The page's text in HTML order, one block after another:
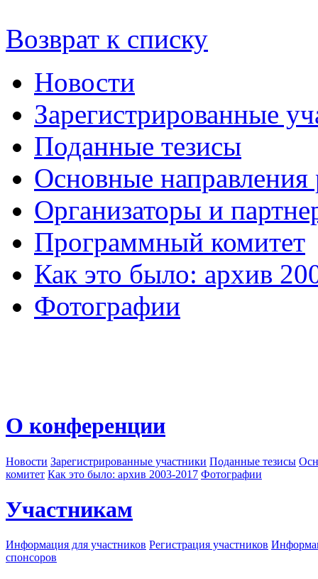
Возврат к списку
Новости
Зарегистрированные
Поданные тезисы
Основные направления
Организаторы и
Программный комитет
Как это было: архив
Фотографии
О конференции
Новости Зарегистрированные участники Поданные тезисы
комитет Как это было: архив 2003-2017 Фотографии
Участникам
Информация для участников Регистрация участников
спонсоров